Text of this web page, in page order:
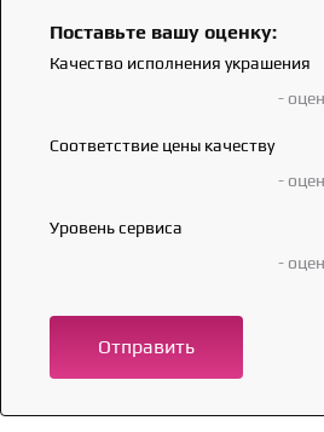
Поставьте вашу оценку:
Качество исполнения украшения
-
Соответствие цены качеству
-
Уровень сервиса
-
Отправить